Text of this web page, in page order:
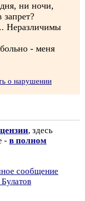
ни ночи,
запрет?
Неразличимы
- меня
о нарушении
, здесь
- в полном
сообщение